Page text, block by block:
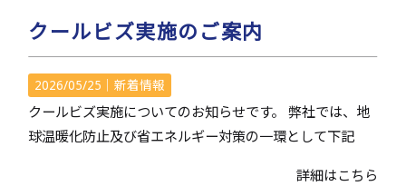
クールビズ実施のご案内
2026/05/25｜新着情報
クールビズ実施についてのお知らせです。 弊社では、地
球温暖化防止及び省エネルギー対策の一環として下記
詳細はこちら